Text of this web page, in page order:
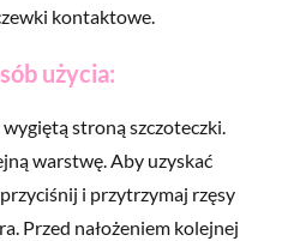
kontaktowe.
użycia:
stroną szczoteczki.
warstwę. Aby uzyskać
i przytrzymaj rzęsy
Przed nałożeniem kolejnej